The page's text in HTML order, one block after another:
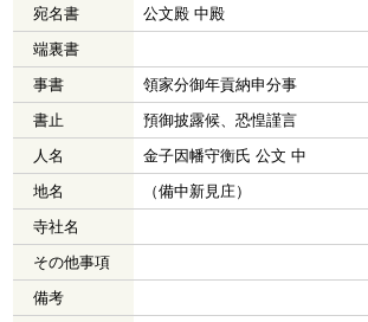
宛名書
公文殿 中殿
端裏書
事書
領家分御年貢納申分事
書止
預御披露候、恐惶謹言
人名
金子因幡守衡氏 公文 中
地名
（備中新見庄）
寺社名
その他事項
備考